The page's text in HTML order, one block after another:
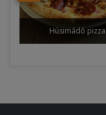
Húsimádó pizza